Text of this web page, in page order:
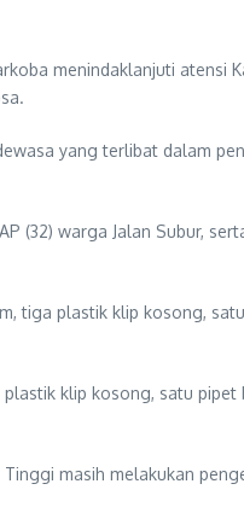
menindaklanjuti atensi
yang terlibat dalam
(32) warga Jalan Subur,
tiga plastik klip kosong,
klip kosong, satu
masih melakukan